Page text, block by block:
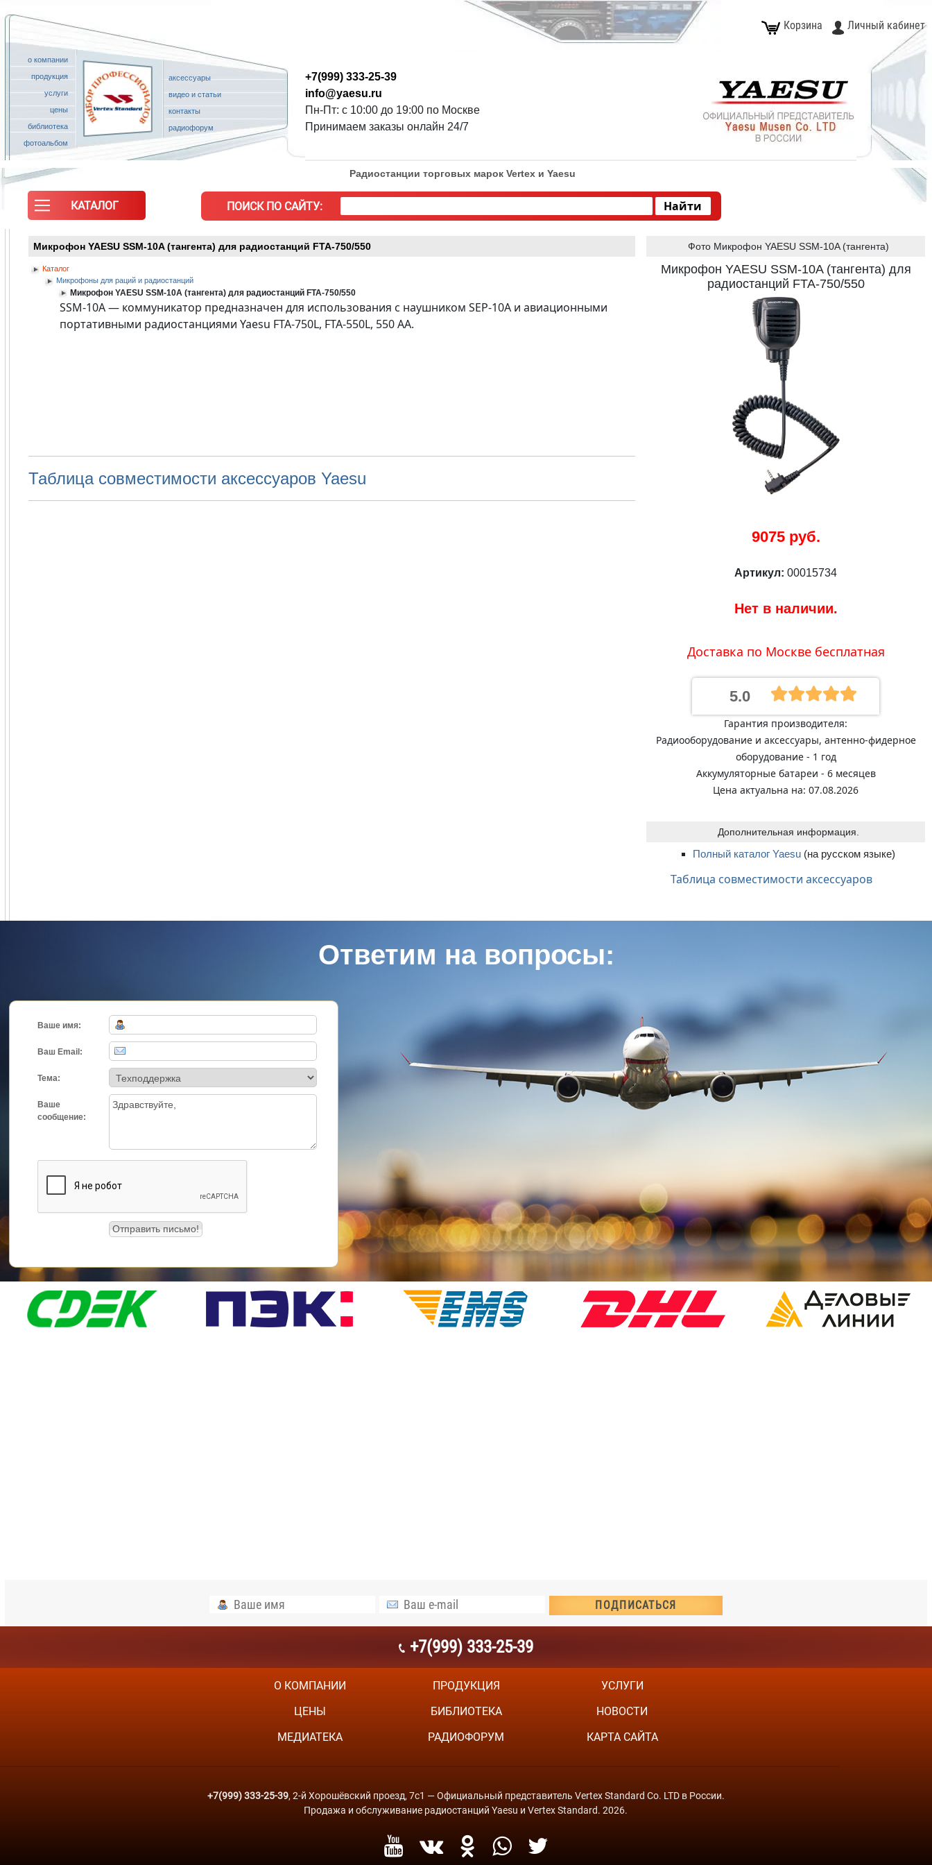
Корзина Личный кабинет
о компании
продукция
услуги
цены
библиотека
фотоальбом
аксессуары
видео и статьи
контакты
радиофорум
+7(999) 333-25-39
info@yaesu.ru
Пн-Пт: с 10:00 до 19:00 по Москве
Принимаем заказы онлайн 24/7
КАТАЛОГ
Радиостанции торговых марок Vertex и Yaesu
ПОИСК ПО САЙТУ:
Микрофон YAESU SSM-10A (тангента) для радиостанций FTA-750/550
Каталог
Микрофоны для раций и радиостанций
Микрофон YAESU SSM-10A (тангента) для радиостанций FTA-750/550
SSM-10A — коммуникатор предназначен для использования с наушником SEP-10A и авиационными
портативными радиостанциями Yaesu FTA-750L, FTA-550L, 550 AA.
Таблица совместимости аксессуаров Yaesu
Фото Микрофон YAESU SSM-10A (тангента)
Микрофон YAESU SSM-10A (тангента) для
радиостанций FTA-750/550
9075 руб.
Артикул: 00015734
Нет в наличии.
Доставка по Москве бесплатная
5.0
Гарантия производителя:
Радиооборудование и аксессуары, антенно-фидерное
оборудование - 1 год
Аккумуляторные батареи - 6 месяцев
Цена актуальна на: 07.08.2026
Дополнительная информация.
Полный каталог Yaesu (на русском языке)
Таблица совместимости аксессуаров
Ответим на вопросы:
Ваше имя:
Ваш Email:
Тема:
Ваше
сообщение:
+7(999) 333-25-39
О КОМПАНИИ
ЦЕНЫ
МЕДИАТЕКА
ПРОДУКЦИЯ
БИБЛИОТЕКА
РАДИОФОРУМ
УСЛУГИ
НОВОСТИ
КАРТА САЙТА
+7(999) 333-25-39, 2-й Хорошёвский проезд, 7с1 — Официальный представитель Vertex Standard Co. LTD в России.
Продажа и обслуживание радиостанций Yaesu и Vertex Standard. 2026.